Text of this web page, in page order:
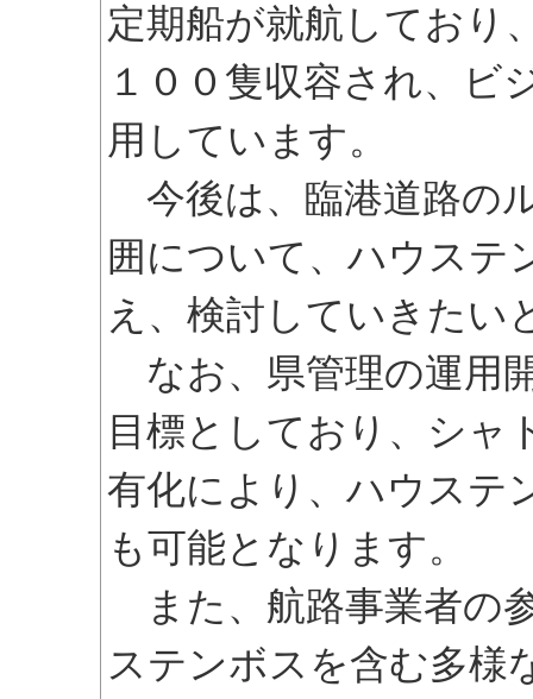
定期船が就航しており
１００隻収容され、ビ
用しています。
今後は、臨港道路の
囲について、ハウステ
え、検討していきたい
なお、県管理の運用
目標としており、シャ
有化により、ハウステ
も可能となります。
また、航路事業者の
ステンボスを含む多様